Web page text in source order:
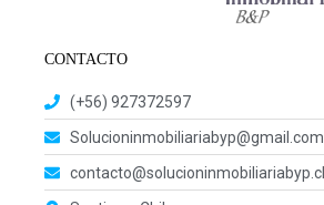
CONTACTO
(+56) 927372597
Solucioninmobiliariabyp@gmail.com
contacto@solucioninmobiliariabyp.cl